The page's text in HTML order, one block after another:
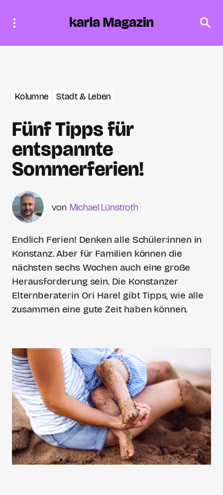
Kolumne Stadt & Leben
Fünf Tipps für
entspannte
Sommerferien!
Michael Lünstroth
Endlich Ferien! Denken alle Schüler:innen in
Konstanz. Aber für Familien können die
nächsten sechs Wochen auch eine große
Herausforderung sein. Die Konstanzer
Elternberaterin Ori Harel gibt Tipps, wie alle
zusammen eine gute Zeit haben können.